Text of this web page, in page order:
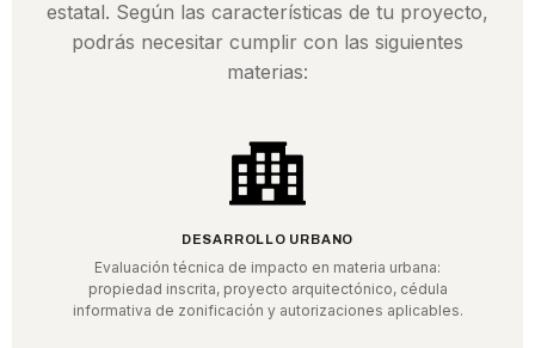
estatal. Según las características de tu proyecto,
podrás necesitar cumplir con las siguientes
materias:
DESARROLLO URBANO
Evaluación técnica de impacto en materia urbana:
propiedad inscrita, proyecto arquitectónico, cédula
informativa de zonificación y autorizaciones aplicables.